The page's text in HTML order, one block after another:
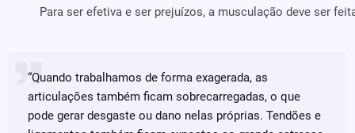
Para ser efetiva e ser prejuízos, a musculação deve ser
“Quando trabalhamos de forma exagerada, as
articulações também ficam sobrecarregadas, o que
pode gerar desgaste ou dano nelas próprias. Tendões e